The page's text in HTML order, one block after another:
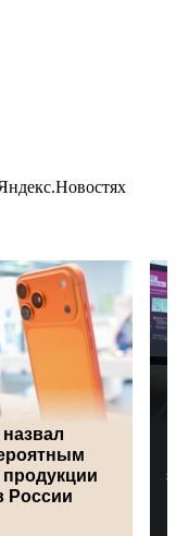
продукции
России